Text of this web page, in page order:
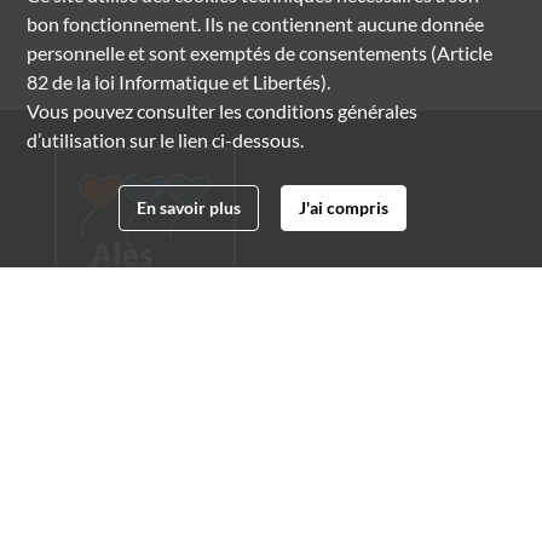
bon fonctionnement. Ils ne contiennent aucune donnée
personnelle et sont exemptés de consentements (Article
82 de la loi Informatique et Libertés).
Vous pouvez consulter les conditions générales
d’utilisation sur le lien ci-dessous.
En savoir plus J'ai compris